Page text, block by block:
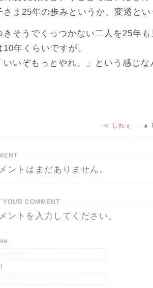
さま25年の歩みというか、変遷と
きそうでくっつかない二人を25年
10年くらいですが。
いいぞもっとやれ。」という感じ
しれぇ
ントはまだありません。
YOUR COMMENT
ントを入力してください。